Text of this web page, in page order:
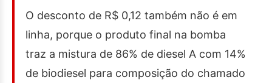
O desconto de R$ 0,12 também não é em
linha, porque o produto final na bomba
traz a mistura de 86% de diesel A com 14%
de biodiesel para composição do chamado